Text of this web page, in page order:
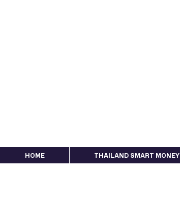
HOME THAILAND SMART MONEY